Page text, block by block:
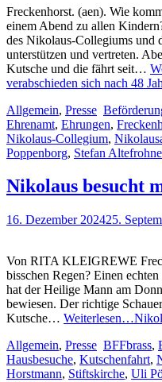
Freckenhorst. (aen). Wie
einem Abend zu allen
des Nikolaus-Collegiums und
unterstützen und vertreten.
Kutsche und die fährt seit…
verabschieden sich nach 48
Allgemein, Presse
Ehrenamt, Ehrungen,
Nikolaus-Collegium,
Poppenborg, Stefan Altefrohne
Nikolaus besucht
16. Dezember 202425.
Von RITA KLEIGREWE
bisschen Regen? Einen
hat der Heilige Mann am
bewiesen. Der richtige
Kutsche… Weiterlesen…
Allgemein, Presse BFFbrass,
Hausbesuche, Kutschenfahrt,
Horstmann, Stiftskirche, Uli